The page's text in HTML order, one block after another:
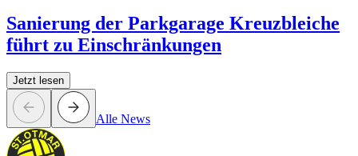
Sanierung der Parkgarage Kreuzbleiche
führt zu Einschränkungen
Jetzt lesen
Alle News